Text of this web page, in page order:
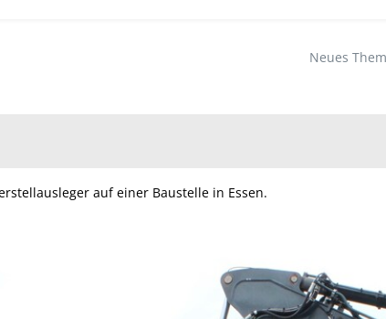
Neues
auf einer Baustelle in Essen.